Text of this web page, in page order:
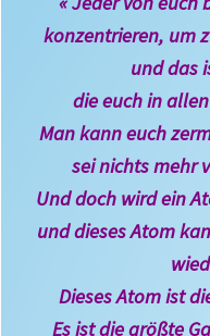
konzentrieren, um
und das
die euch in
Man kann euch
sei nichts mehr
Und doch wird ein
und dieses Atom
Dieses Atom ist
Es ist die größte